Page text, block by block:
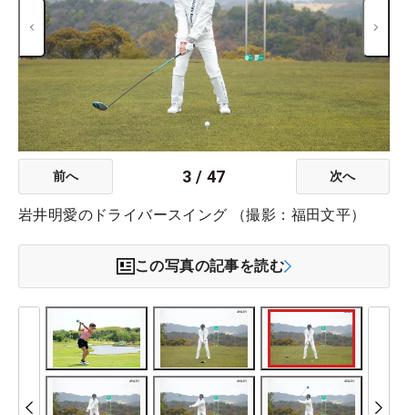
前へ 3 / 47 次へ
岩井明愛のドライバースイング （撮影：福田文平）
この写真の記事を読む